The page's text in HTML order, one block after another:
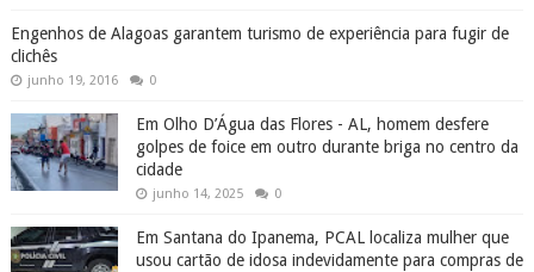
Engenhos de Alagoas garantem turismo de experiência para fugir de
clichês
junho 19, 2016 0
Em Olho D’Água das Flores - AL, homem desfere
golpes de foice em outro durante briga no centro da
cidade
junho 14, 2025 0
Em Santana do Ipanema, PCAL localiza mulher que
usou cartão de idosa indevidamente para compras de